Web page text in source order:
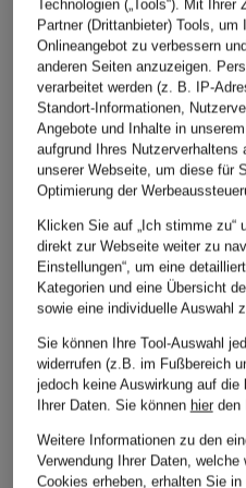
Technologien („Tools“). Mit
Partner (Drittanbieter) Tools, um
Onlineangebot zu verbessern
anderen Seiten anzuzeigen.
verarbeitet werden (z. B. IP-
Standort-Informationen,
Angebote und Inhalte in
aufgrund Ihres Nutzerverhaltens
unserer Webseite, um diese für
Optimierung der
Klicken Sie auf „Ich stimme zu“
direkt zur Webseite weiter zu
Einstellungen“, um eine
Kategorien und eine Übersicht
sowie eine individuelle Auswahl
Sie können Ihre Tool-Auswahl
widerrufen (z.B. im Fußbereich
jedoch keine Auswirkung auf die
Ihrer Daten. Sie können hierden
Weitere Informationen zu den
Verwendung Ihrer Daten,
Cookies erheben, erhalten Sie in